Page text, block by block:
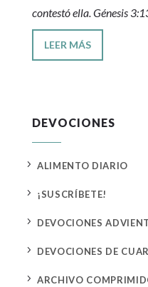
contestó ella. Génesis
LEER MÁS
DEVOCIONES
5 ALIMENTO DIARIO
5 ¡SUSCRÍBETE!
5 DEVOCIONES
5 DEVOCIONES DE
5 ARCHIVO